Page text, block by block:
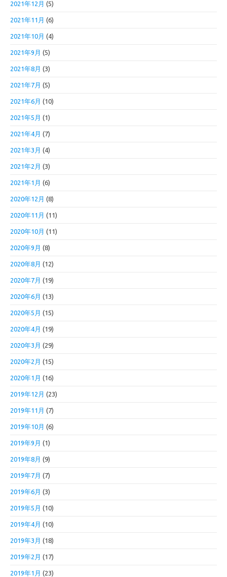
2021年12月 (5)
2021年11月 (6)
2021年10月 (4)
2021年9月 (5)
2021年8月 (3)
2021年7月 (5)
2021年6月 (10)
2021年5月 (1)
2021年4月 (7)
2021年3月 (4)
2021年2月 (3)
2021年1月 (6)
2020年12月 (8)
2020年11月 (11)
2020年10月 (11)
2020年9月 (8)
2020年8月 (12)
2020年7月 (19)
2020年6月 (13)
2020年5月 (15)
2020年4月 (19)
2020年3月 (29)
2020年2月 (15)
2020年1月 (16)
2019年12月 (23)
2019年11月 (7)
2019年10月 (6)
2019年9月 (1)
2019年8月 (9)
2019年7月 (7)
2019年6月 (3)
2019年5月 (10)
2019年4月 (10)
2019年3月 (18)
2019年2月 (17)
2019年1月 (23)